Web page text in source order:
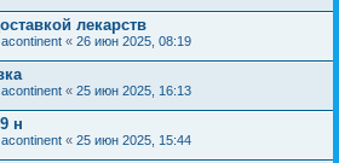
лекарств
acontinent « 26 июн 2025, 08:19
acontinent « 25 июн 2025, 16:13
н
acontinent « 25 июн 2025, 15:44